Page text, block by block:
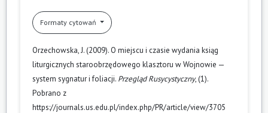
Formaty cytowań
Orzechowska, J. (2009). O miejscu i czasie wydania ksiąg
liturgicznych staroobrzędowego klasztoru w Wojnowie —
system sygnatur i foliacji. Przegląd Rusycystyczny, (1).
Pobrano z
https://journals.us.edu.pl/index.php/PR/article/view/3705